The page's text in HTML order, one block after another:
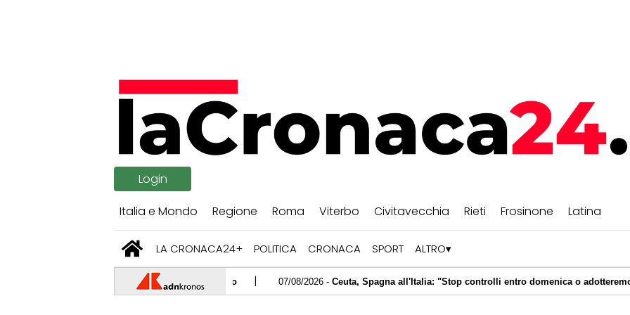
Login
Italia e Mondo
Regione Roma Viterbo Civitavecchia Rieti Frosinone Latina
LA CRONACA24+ POLITICA CRONACA SPORT ALTRO
07/08/2026 - Ceuta, Spagna all'Italia: "Stop controlli entro domenica o adotteremo misure